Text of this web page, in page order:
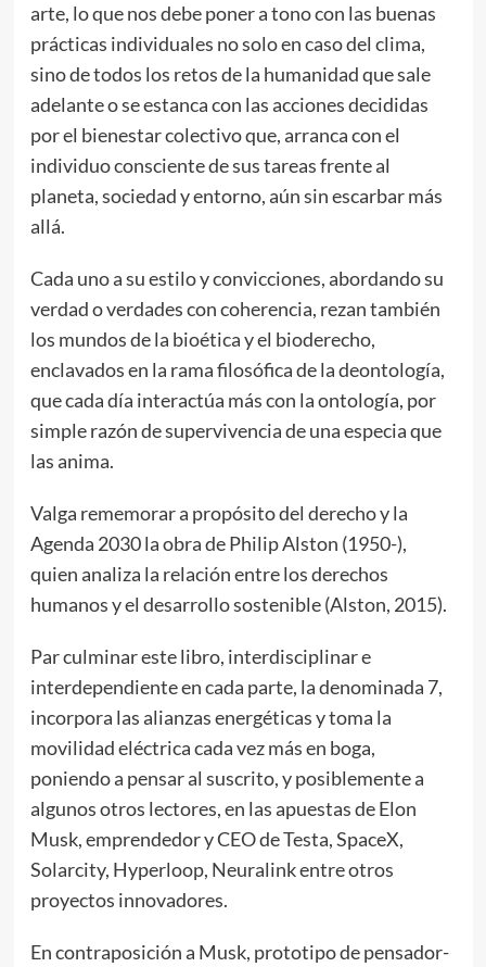
arte, lo que nos debe poner a tono con las buenas
prácticas individuales no solo en caso del clima,
sino de todos los retos de la humanidad que sale
adelante o se estanca con las acciones decididas
por el bienestar colectivo que, arranca con el
individuo consciente de sus tareas frente al
planeta, sociedad y entorno, aún sin escarbar más
allá.
Cada uno a su estilo y convicciones, abordando su
verdad o verdades con coherencia, rezan también
los mundos de la bioética y el bioderecho,
enclavados en la rama filosófica de la deontología,
que cada día interactúa más con la ontología, por
simple razón de supervivencia de una especia que
las anima.
Valga rememorar a propósito del derecho y la
Agenda 2030 la obra de Philip Alston (1950-),
quien analiza la relación entre los derechos
humanos y el desarrollo sostenible (Alston, 2015).
Par culminar este libro, interdisciplinar e
interdependiente en cada parte, la denominada 7,
incorpora las alianzas energéticas y toma la
movilidad eléctrica cada vez más en boga,
poniendo a pensar al suscrito, y posiblemente a
algunos otros lectores, en las apuestas de Elon
Musk, emprendedor y CEO de Testa, SpaceX,
Solarcity, Hyperloop, Neuralink entre otros
proyectos innovadores.
En contraposición a Musk, prototipo de pensador-